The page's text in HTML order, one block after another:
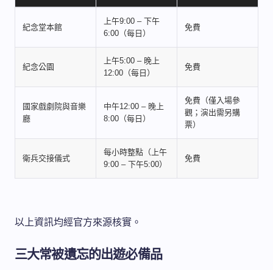
紀念堂本館
上午9:00 – 下午
6:00（每日）
免費
紀念公園
上午5:00 – 晚上
12:00（每日）
免費
國家戲劇院與音樂
廳
中午12:00 – 晚上
8:00（每日）
免費（僅入場參
觀；演出需另購
票）
衛兵交接儀式
每小時整點（上午
9:00 – 下午5:00）
免費
以上資訊均經官方來源核實。
三大常被遺忘的出遊必備品